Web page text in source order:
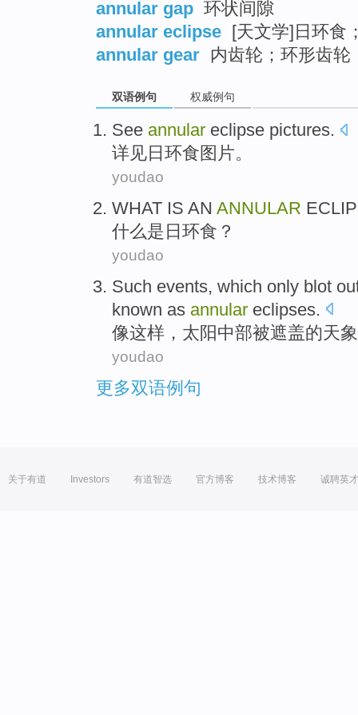
annular gap 环状间隙
annular eclipse [天文学]日环食
annular gear 内齿轮；环形齿轮
双语例句 权威例句
See annular eclipse pictures.
详见 日环食 图片。
youdao
WHAT IS AN ANNULAR
什么是 日环食 ？
youdao
Such events, which only blot
known as annular eclipses.
像这样 ， 太阳中部被遮盖的天
youdao
更多双语例句
关于有道 Investors 有道智选 官方博客 技术博客 诚聘英才